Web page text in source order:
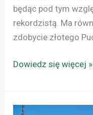
będąc pod tym
rekordzistą. Ma
zdobycie złotego
Dowiedz się więcej »
NIEMCY: